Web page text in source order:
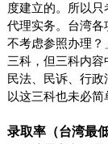
度建立的。所以
代理实务。台湾
不考虑参照办理
三科，但三科内容
民法、民诉、行
以这三科也未必简
录取率（台湾最低